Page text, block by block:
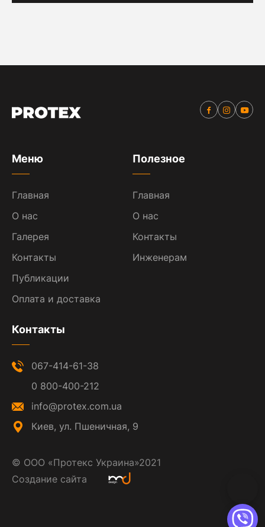
Меню
Главная
О нас
Галерея
Контакты
Публикации
Оплата и доставка
Полезное
Главная
О нас
Контакты
Инженерам
Контакты
067-414-61-38
0 800-400-212
info@protex.com.ua
Киев, ул. Пшеничная, 9
© ООО «Протекс Украина»2021
Создание сайта